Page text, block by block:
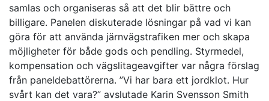
samlas och organiseras så att det blir bättre och
billigare. Panelen diskuterade lösningar på vad vi kan
göra för att använda järnvägstrafiken mer och skapa
möjligheter för både gods och pendling. Styrmedel,
kompensation och vägslitageavgifter var några förslag
från paneldebattörerna. ”Vi har bara ett jordklot. Hur
svårt kan det vara?” avslutade Karin Svensson Smith